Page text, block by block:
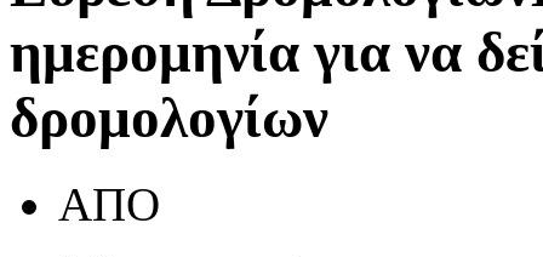
ημερομηνία για να
δρομολογίων
ΑΠΟ